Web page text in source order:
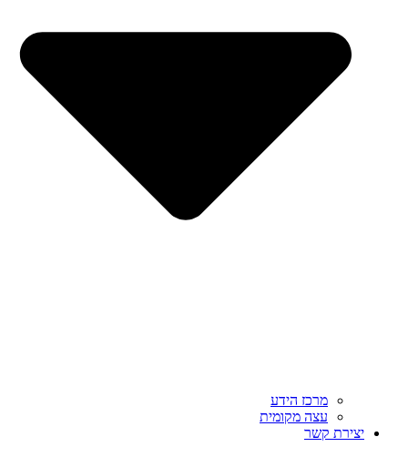
מרכז הידע
עצה מקומית
יצירת קשר